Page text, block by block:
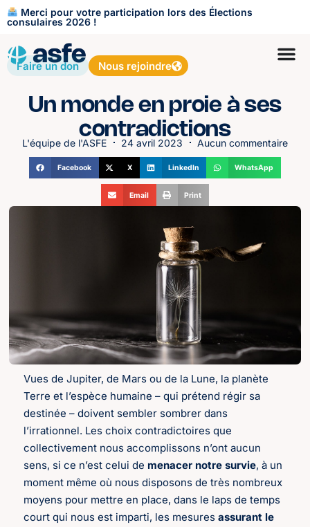
Merci pour votre participation lors des Élections
consulaires 2026 !
Faire un don Nous rejoindre
Un monde en proie à ses
contradictions
L'équipe de l'ASFE 24 avril 2023 Aucun commentaire
Facebook X LinkedIn WhatsApp
Email Print
Vues de Jupiter, de Mars ou de la Lune, la planète
Terre et l’espèce humaine – qui prétend régir sa
destinée – doivent sembler sombrer dans
l’irrationnel. Les choix contradictoires que
collectivement nous accomplissons n’ont aucun
sens, si ce n’est celui de menacer notre survie, à un
moment même où nous disposons de très nombreux
moyens pour mettre en place, dans le laps de temps
court qui nous est imparti, les mesuresassurant le